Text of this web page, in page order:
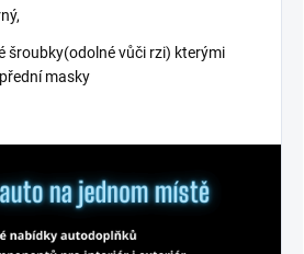
šroubky(odolné vůči rzi) kterými
masky